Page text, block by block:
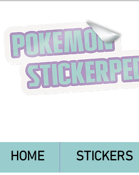
HOME STICKERS